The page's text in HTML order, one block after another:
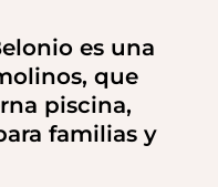
es una
que
piscina,
familias y